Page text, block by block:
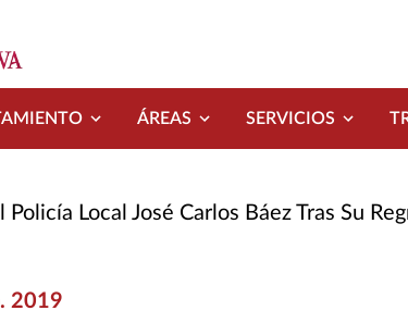
ÁREAS SERVICIOS
José Carlos Báez Tras Su Regreso de Los Juegos Mundiales Con
2019